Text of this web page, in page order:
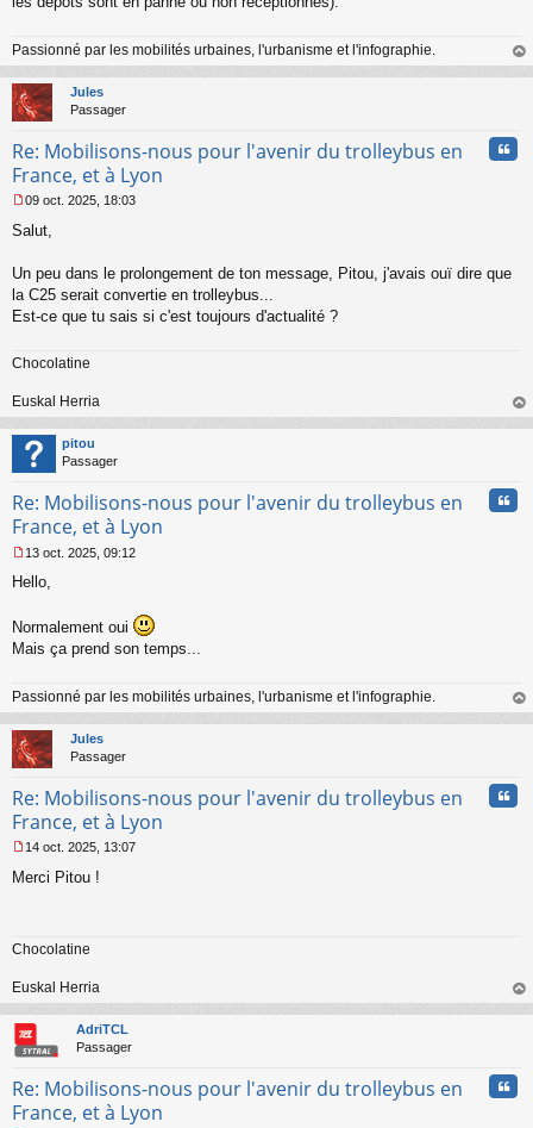
Passionné par les mobilités urbaines, l'urbanisme et l'infographie.
au
Jules
Passager
Re: Mobilisons-nous pour l'avenir du trolleybus en
France, et à Lyon
e
g
e
u
09 oct. 2025, 18:03
Salut,
Un peu dans le prolongement de ton message, Pitou, j'avais ouï dire que
la C25 serait convertie en trolleybus...
Est-ce que tu sais si c'est toujours d'actualité ?
Chocolatine
Euskal Herria
au
pitou
Passager
Re: Mobilisons-nous pour l'avenir du trolleybus en
France, et à Lyon
e
a
g
n
n
l
u
13 oct. 2025, 09:12
Hello,
Normalement oui
Mais ça prend son temps...
Passionné par les mobilités urbaines, l'urbanisme et l'infographie.
au
Jules
Passager
Re: Mobilisons-nous pour l'avenir du trolleybus en
France, et à Lyon
e
g
n
o
n
l
u
14 oct. 2025, 13:07
Merci Pitou !
Chocolatine
Euskal Herria
au
AdriTCL
Passager
Re: Mobilisons-nous pour l'avenir du trolleybus en
France, et à Lyon